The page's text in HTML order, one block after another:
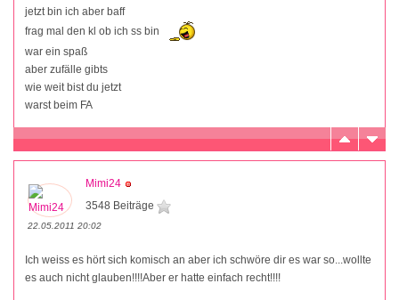
jetzt bin ich aber baff
frag mal den kl ob ich ss bin
war ein spaß
aber zufälle gibts
wie weit bist du jetzt
warst beim FA
Mimi24
3548 Beiträge
22.05.2011 20:02
Ich weiss es hört sich komisch an aber ich schwöre dir es war so...wollte
es auch nicht glauben!!!!Aber er hatte einfach recht!!!!